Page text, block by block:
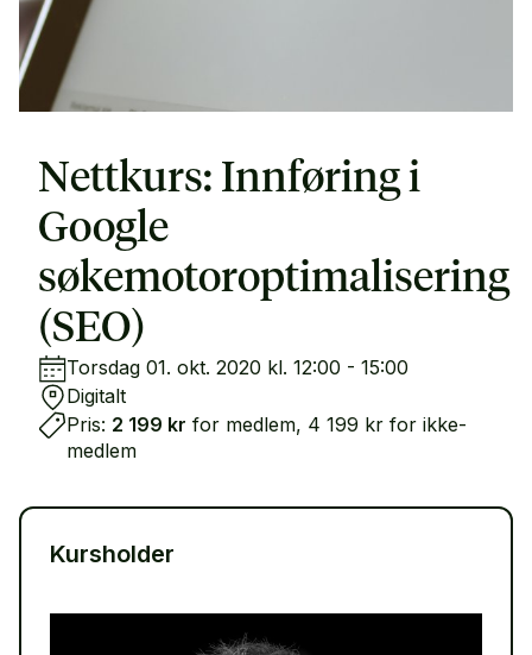
Nettkurs: Innføring i
Google
søkemotoroptimalisering
(SEO)
Torsdag 01. okt. 2020 kl. 12:00 - 15:00
Digitalt
Pris: 2 199 kr for medlem, 4 199 kr for ikke-
medlem
Kursholder